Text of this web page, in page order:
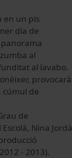
en un pis
dia de
al
al lavabo.
provocarà
cúmul de
de
Nina Jordà
- 2013).